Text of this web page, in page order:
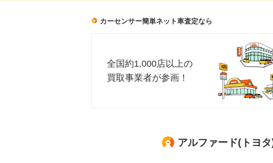
カーセンサー簡単ネット車査定なら
全国約1,000店以上の
買取事業者が参画！
アルファード(トヨ